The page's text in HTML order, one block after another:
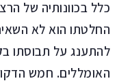
כלל בכוונותיה של
החלטתו הוא לא
להתענג על תבוסתו
האומללים. חמש